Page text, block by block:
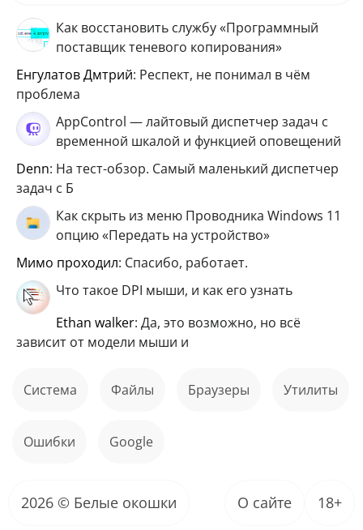
Как восстановить службу «Программный
поставщик теневого копирования»
Енгулатов Дмтрий: Респект, не понимал в чём
проблема
AppControl — лайтовый диспетчер задач с
временной шкалой и функцией оповещений
Denn: На тест-обзор. Самый маленький диспетчер
задач с Б
Как скрыть из меню Проводника Windows 11
опцию «Передать на устройство»
мимо проходил: Спасибо, работает.
Что такое DPI мыши, и как его узнать
ethan walker: Да, это возможно, но всё
зависит от модели мыши и
Система файлы Браузеры Утилиты
ошибки Google
2026 © Белые окошки О сайте 18+